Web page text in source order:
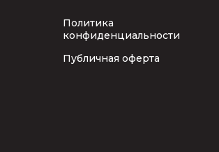
Политика
конфиденциальности
Публичная оферта